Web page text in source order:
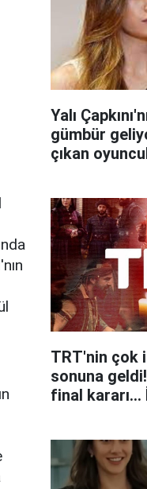
Yalı
gümbür
çıkan
TRT'nin çok
sonuna
final